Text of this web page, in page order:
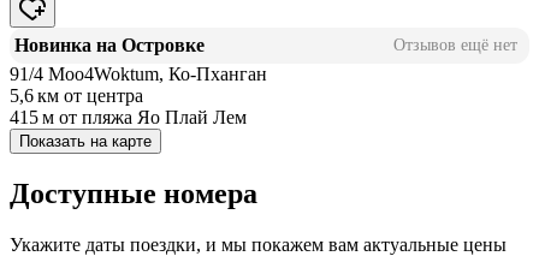
Новинка на Островке Отзывов ещё нет
91/4 Moo4Woktum, Ко-Пханган
5,6 км от центра
415 м от пляжа Яо Плай Лем
Показать на карте
Доступные номера
Укажите даты поездки, и мы покажем вам актуальные цены